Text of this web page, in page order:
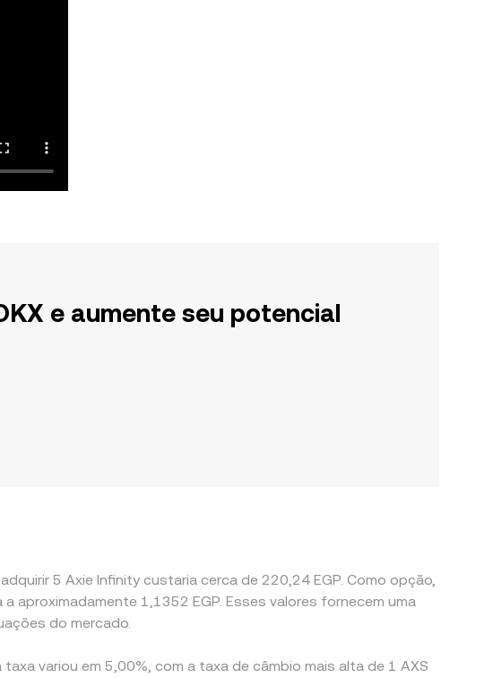
e aumente seu potencial
5 Axie Infinity custaria cerca de 220,24 EGP. Como opção,
do mercado.
variou em 5,00%, com a taxa de câmbio mais alta de 1 AXS